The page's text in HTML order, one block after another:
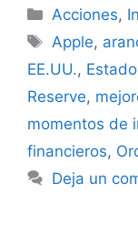
Categorías
Acciones,
Etiquetas
Apple,
EE.UU.,
Reserve,
momentos de
financieros,
Deja un